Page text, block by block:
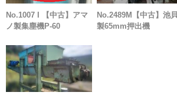
No.1007 I 【中古】アマ
ノ製集塵機P-60
No.2489M【中古】池貝
製65mm押出機